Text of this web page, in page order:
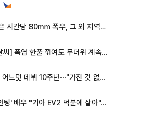
동해안은 시간당 80㎜ 폭우, 그 외 지역은 폭염…‘극과 극 날씨’
[내일 날씨] 폭염 한풀 꺾여도 무더위 계속⋯동해안 이틀 연속 비
임영웅, 어느덧 데뷔 10주년⋯"가진 것 없던 시절, 내 앞엔 20명의 팬뿐"
'굿 윌 헌팅' 배우 "기아 EV2 덕분에 살아"…교통사고 후 안전성 극찬